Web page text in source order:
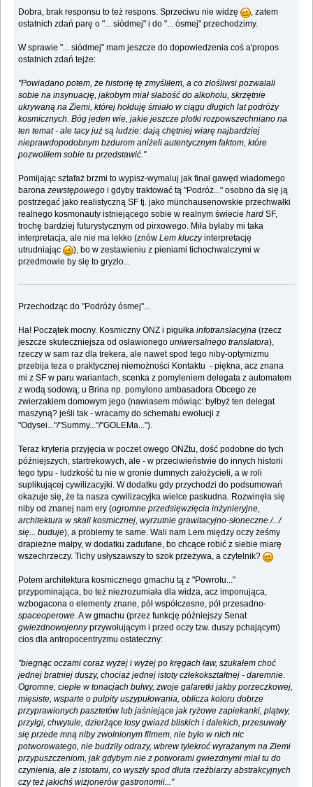
Dobra, brak responsu to też respons. Sprzeciwu nie widzę
, zatem
ostatnich zdań parę o "... siódmej" i do "... ósmej" przechodzimy.
W sprawie "... siódmej" mam jeszcze do dopowiedzenia coś a'propos
ostatnich zdań tejże:
"Powiadano potem, że historię tę zmyśliłem, a co złośliwsi pozwalali
sobie na insynuację, jakobym miał słabość do alkoholu, skrzętnie
ukrywaną na Ziemi, której hołduję śmiało w ciągu długich lat podróży
kosmicznych. Bóg jeden wie, jakie jeszcze plotki rozpowszechniano na
ten temat - ale tacy już są ludzie: dają chętniej wiarę najbardziej
nieprawdopodobnym bzdurom aniżeli autentycznym faktom, które
pozwoliłem sobie tu przedstawić."
Pomijając sztafaż brzmi to wypisz-wymaluj jak finał gawęd wiadomego
baronazewstępowego i gdyby traktować tą "Podróż..." osobno da się ją
postrzegać jako realistyczną SF tj. jako münchausenowskie przechwałki
realnego kosmonauty istniejącego sobie w realnym świeciehard SF,
trochę bardziej futurystycznym od pirxowego. Miła byłaby mi taka
interpretacja, ale nie ma lekko (znówLem kluczyinterpretację
utrudniając
), bo w zestawieniu z pieniami tichochwalczymi w
przedmowie by się to gryzło...
Przechodząc do "Podróży ósmej"...
Ha! Początek mocny. Kosmiczny ONZ i pigułkainfotranslacyjna (rzecz
jeszcze skuteczniejsza od osławionegouniwersalnego translatora),
rzeczy w sam raz dla trekera, ale nawet spod tego niby-optymizmu
przebija teza o praktycznej niemożności Kontaktu - piękna, acz znana
mi z SF w paru wariantach, scenka z pomyleniem delegata z automatem
z wodą sodową; u Brina np. pomylono ambasadora Obcego ze
zwierzakiem domowym jego (nawiasem mówiąc: byłbyż ten delegat
maszyną? jeśli tak - wracamy do schematu ewolucji z
"Odysei..."/"Summy..."/"GOLEMa...").
Teraz kryteria przyjęcia w poczet owego ONZtu, dość podobne do tych
późniejszych, startrekowych, ale - w przeciwieństwie do innych historii
tego typu - ludzkość tu nie w gronie dumnych założycieli, a w roli
suplikującej cywilizacyjki. W dodatku gdy przychodzi do podsumowań
okazuje się, że ta nasza cywilizacyjka wielce paskudna. Rozwinęła się
niby od znanej nam ery (ogromne przedsięwzięcia inżynieryjne,
architektura w skali kosmicznej, wyrzutnie grawitacyjno-słoneczne /.../
się... buduje), a problemy te same. Wali nam Lem między oczy żeśmy
drapieżne małpy, w dodatku zadufane, bo chcące robić z siebie miarę
wszechrzeczy. Tichy usłyszawszy to szok przeżywa, a czytelnik?
Potem architektura kosmicznego gmachu tą z "Powrotu..."
przypominająca, bo też niezrozumiała dla widza, acz imponująca,
wzbogacona o elementy znane, pół współczesne, pół przesadno-
spaceoperowe. A w gmachu (przez funkcję późniejszy Senat
gwiezdnowojennyprzywołującym i przed oczy tzw. duszy pchającym)
cios dla antropocentryzmu ostateczny:
"biegnąc oczami coraz wyżej i wyżej po kręgach ław, szukałem choć
jednej bratniej duszy, chociaż jednej istoty człekokształtnej - daremnie.
Ogromne, ciepłe w tonacjach bulwy, zwoje galaretki jakby porzeczkowej,
mięsiste, wsparte o pulpity uszypułowania, oblicza koloru dobrze
przyprawionych pasztetów lub jaśniejące jak ryżowe zapiekanki, plątwy,
przylgi, chwytule, dzierżące losy gwiazd bliskich i dalekich, przesuwały
się przede mną niby zwolnionym filmem, nie było w nich nic
potworowatego, nie budziły odrazy, wbrew tylekroć wyrażanym na Ziemi
przypuszczeniom, jak gdybym nie z potworami gwiezdnymi miał tu do
czynienia, ale z istotami, co wyszły spod dłuta rzeźbiarzy abstrakcyjnych
czy też jakichś wizjonerów gastronomii..."